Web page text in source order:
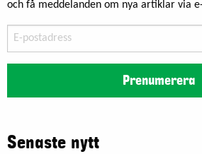
och få meddelanden om nya artiklar via
postadress
Prenumerera
Senaste nytt